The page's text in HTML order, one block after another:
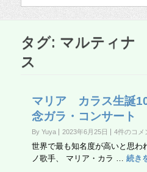
タグ: マルティナ
ス
マリア カラス生誕
念ガラ・コンサート
By Yuya 2023年6月25日 4件のコメ
世界で最も知名度が高いと思わ
ノ歌手、 マリア・カラ …続き